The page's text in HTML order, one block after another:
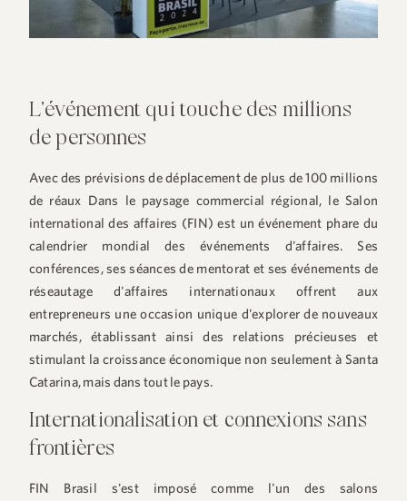
L'événement qui touche des millions
de personnes
Avec des prévisions de déplacement de plus de100 millions
de réaux Dans le paysage commercial régional, le Salon
international des affaires (FIN) est un événement phare du
calendrier mondial des événements d'affaires. Ses
conférences, ses séances de mentorat et ses événements de
réseautage d'affaires internationaux offrent aux
entrepreneurs une occasion unique d'explorer de nouveaux
marchés, établissant ainsi des relations précieuses et
stimulant la croissance économique non seulement à Santa
Catarina, mais dans tout le pays.
Internationalisation et connexions sans
frontières
FIN Brasil s'est imposé comme l'un des salons